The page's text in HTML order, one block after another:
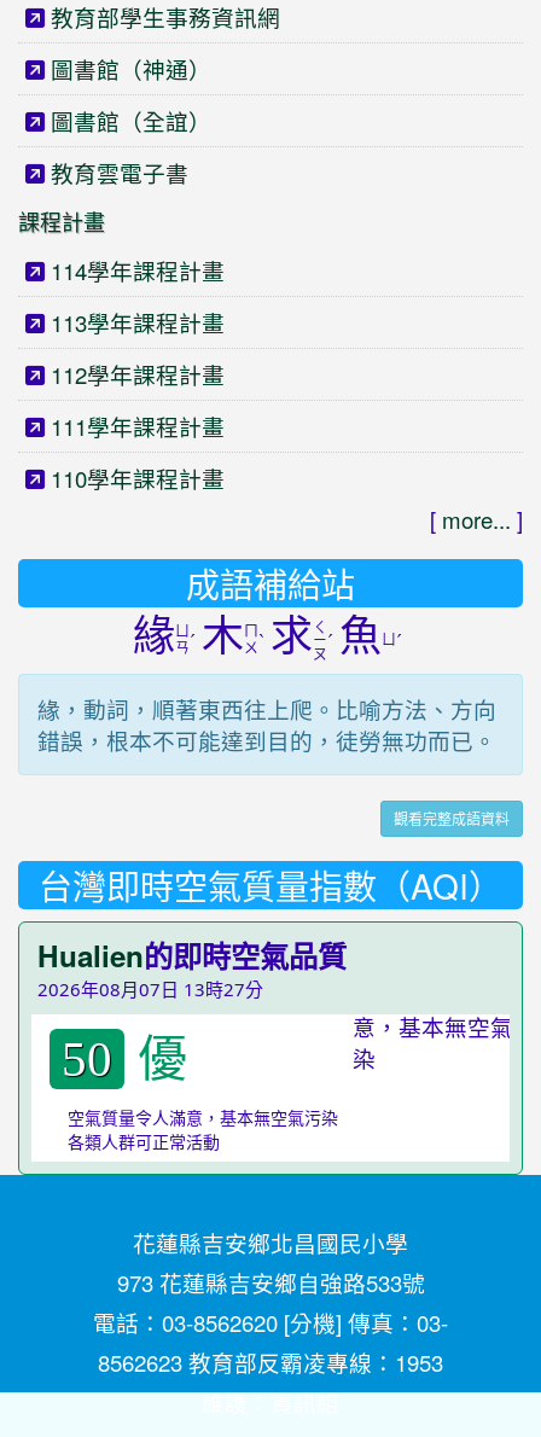
教育部學生事務資訊網
圖書館（神通）
圖書館（全誼）
教育雲電子書
課程計畫
114學年課程計畫
113學年課程計畫
112學年課程計畫
111學年課程計畫
110學年課程計畫
[ more... ]
成語補給站
緣ㄩ
ㄢˊ 木ㄨˋ 求 ㄑ
ㄧ
ㄡ
ˊ 魚 ㄩ ˊ
緣，動詞，順著東西往上爬。比喻方法、方向
錯誤，根本不可能達到目的，徒勞無功而已。
觀看完整成語資料
台灣即時空氣質量指數（AQI）
Hualien的即時空氣品質
2026年08月07日 13時27分
50 優
空氣質量令人滿意，基本無空氣污染
各類人群可正常活動
花蓮縣吉安鄉北昌國民小學
973 花蓮縣吉安鄉自強路533號
電話：03-8562620 [分機] 傳真：03-
8562623 教育部反霸凌專線：1953
維護：資訊組